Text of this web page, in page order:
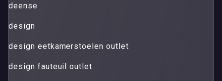
deense
design
design eetkamerstoelen outlet
design fauteuil outlet